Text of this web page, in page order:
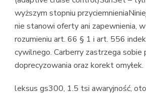
wyższym stopniu
nie stanowi oferty ani zapewnienia,
rozumieniu art. 66 § 1 i art. 556
cywilnego. Carberry zastrzega sobie
doprecyzowania oraz korekt omyłek.
leksus gs300, 1.5 tsi awaryjność,